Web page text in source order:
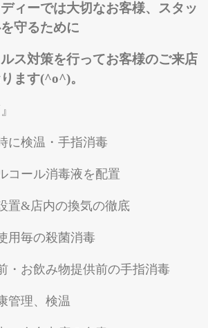
/公式
ィーでは大切なお客様、スタッ
守るために
ス対策を行ってお客様のご来店
ます(^o^)。
に検温・手指消毒
コール消毒液を配置
置&店内の換気の徹底
用毎の殺菌消毒
・お飲み物提供前の手指消毒
管理、検温